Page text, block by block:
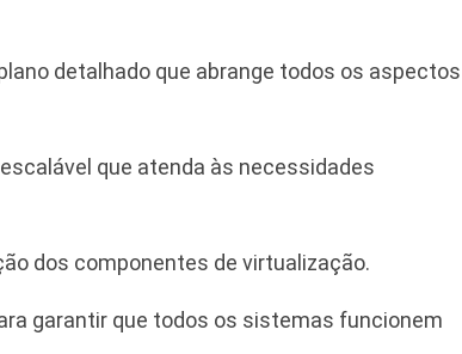
detalhado que abrange todos os aspectos
que atenda às necessidades
dos componentes de virtualização.
garantir que todos os sistemas funcionem